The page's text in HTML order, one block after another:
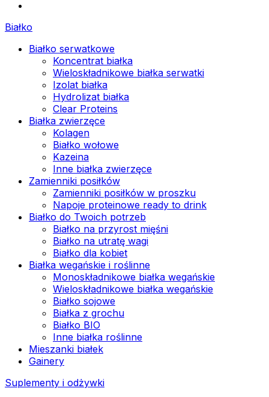
Białko
Białko serwatkowe
Koncentrat białka
Wieloskładnikowe białka serwatki
Izolat białka
Hydrolizat białka
Clear Proteins
Białka zwierzęce
Kolagen
Białko wołowe
Kazeina
Inne białka zwierzęce
Zamienniki posiłków
Zamienniki posiłków w proszku
Napoje proteinowe ready to drink
Białko do Twoich potrzeb
Białko na przyrost mięśni
Białko na utratę wagi
Białko dla kobiet
Białka wegańskie i roślinne
Monoskładnikowe białka wegańskie
Wieloskładnikowe białka wegańskie
Białko sojowe
Białka z grochu
Białko BIO
Inne białka roślinne
Mieszanki białek
Gainery
Suplementy i odżywki